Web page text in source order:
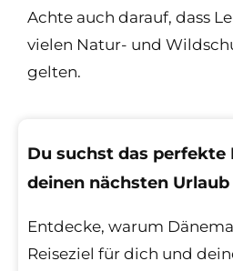
Achte auch darauf, dass
vielen Natur- und
gelten.
Du suchst das perfekte
deinen nächsten
Entdecke, warum
Reiseziel für dich und